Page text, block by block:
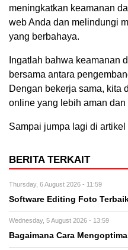
meningkatkan keamanan
web Anda dan melindungi
yang berbahaya.
Ingatlah bahwa keamanan
bersama antara
Dengan bekerja sama, kita
online yang lebih aman dan
Sampai jumpa lagi di
BERITA TERKAIT
Thursday, 6 August 2026 - 11:59
Software Editing Foto
Wednesday, 5 August 2026 - 13:59
Bagaimana Cara